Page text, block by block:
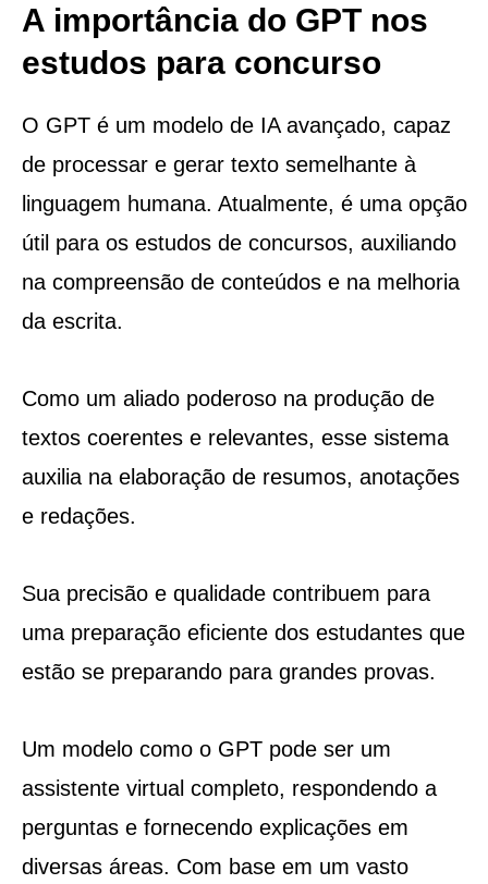
A importância do GPT nos
estudos para concurso
O GPT é um modelo de IA avançado, capaz
de processar e gerar texto semelhante à
linguagem humana. Atualmente, é uma opção
útil para os estudos de concursos, auxiliando
na compreensão de conteúdos e na melhoria
da escrita.
Como um aliado poderoso na produção de
textos coerentes e relevantes, esse sistema
auxilia na elaboração de resumos, anotações
e redações.
Sua precisão e qualidade contribuem para
uma preparação eficiente dos estudantes que
estão se preparando para grandes provas.
Um modelo como o GPT pode ser um
assistente virtual completo, respondendo a
perguntas e fornecendo explicações em
diversas áreas. Com base em um vasto